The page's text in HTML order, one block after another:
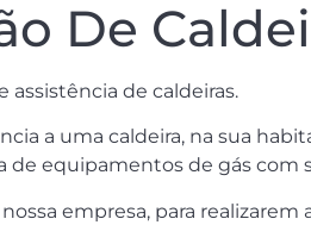
De
assistência de caldeiras.
a uma caldeira, na sua
de equipamentos de gás com
empresa, para realizarem